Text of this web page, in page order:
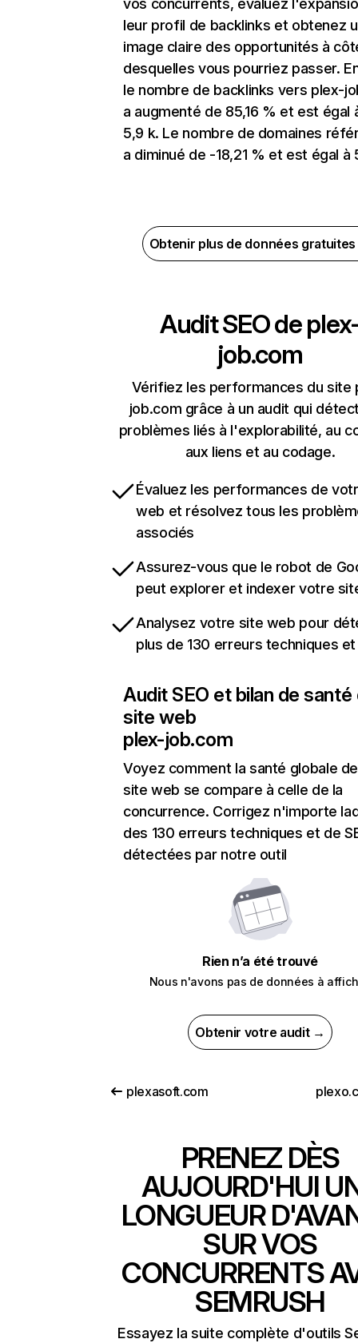
vos concurrents, évaluez
leur profil de backlinks et obtenez
image claire des opportunités à
desquelles vous pourriez passer.
le nombre de backlinks vers plex-
a augmenté de 85,16 % et est égal
5,9 k. Le nombre de domaines
a diminué de -18,21 % et est égal à
Obtenir plus de données
Audit SEO de
job.com
Vérifiez les performances du site
job.com grâce à un audit qui
problèmes liés à l'explorabilité, au
aux liens et au codage.
Évaluez les performances de
web et résolvez tous les
associés
Assurez-vous que le robot de
peut explorer et indexer votre
Analysez votre site web pour
plus de 130 erreurs techniques et
Audit SEO et bilan de santé
site web
plex-job.com
Voyez comment la santé globale
site web se compare à celle de la
concurrence. Corrigez n'importe
des 130 erreurs techniques et de
détectées par notre outil
Rien n’a été trouvé
Nous n'avons pas de données à
Obtenir votre audit →
plexasoft.com
PRENEZ DÈS
AUJOURD'HUI
LONGUEUR
SUR VOS
CONCURRENTS
SEMRUSH
Essayez la suite complète d'outils